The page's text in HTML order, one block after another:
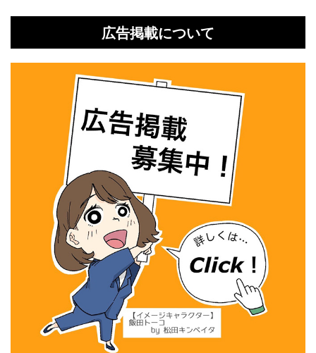
広告掲載について